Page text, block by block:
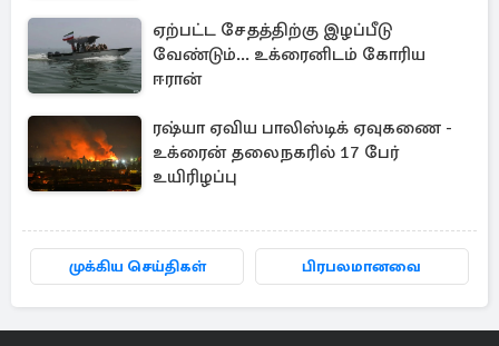
ஏற்பட்ட சேதத்திற்கு இழப்பீடு
வேண்டும்... உக்ரைனிடம் கோரிய
ஈரான்
ரஷ்யா ஏவிய பாலிஸ்டிக் ஏவுகணை -
உக்ரைன் தலைநகரில் 17 பேர்
உயிரிழப்பு
முக்கிய செய்திகள் பிரபலமானவை